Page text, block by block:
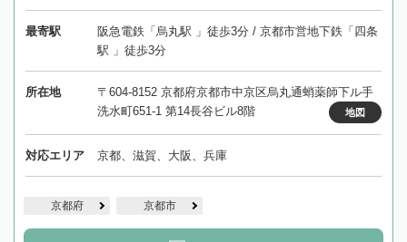
最寄駅
阪急電鉄「烏丸駅 」徒歩3分 / 京都市営地下鉄「四条
駅 」徒歩3分
所在地
〒604-8152 京都府京都市中京区烏丸通蛸薬師下ル手
洗水町651-1 第14長谷ビル8階
地図
対応エリア 京都、滋賀、大阪、兵庫
京都府 京都市